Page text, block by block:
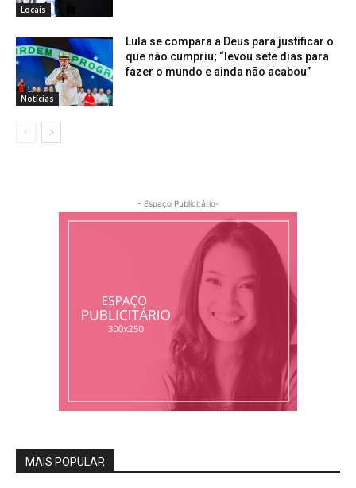
Locais
Notícias
Lula se compara a Deus para justificar o
que não cumpriu; “levou sete dias para
fazer o mundo e ainda não acabou”
- Espaço Publicitário-
MAIS POPULAR